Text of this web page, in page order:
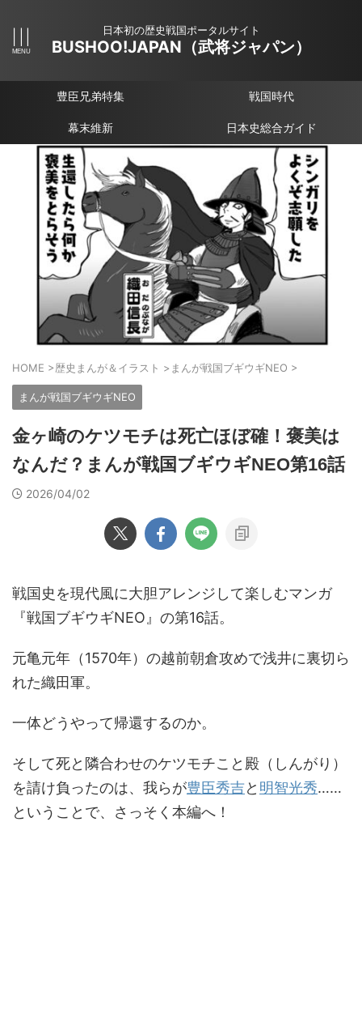
日本初の歴史戦国ポータルサイト
BUSHOO!JAPAN（武将ジャパン）
豊臣兄弟特集 戦国時代
幕末維新 日本史総合ガイド
HOME >歴史まんが＆イラスト > まんが戦国ブギウギNEO >
まんが戦国ブギウギNEO
金ヶ崎のケツモチは死亡ほぼ確！褒美は
なんだ？まんが戦国ブギウギNEO第16話
2026/04/02
戦国史を現代風に大胆アレンジして楽しむマンガ
『戦国ブギウギNEO』の第16話。
元亀元年（1570年）の越前朝倉攻めで浅井に裏切ら
れた織田軍。
一体どうやって帰還するのか。
そして死と隣合わせのケツモチこと殿（しんがり）
を請け負ったのは、我らが豊臣秀吉と 明智光秀……
ということで、さっそく本編へ！